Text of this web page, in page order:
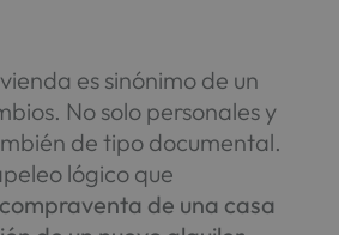
es sinónimo de un
No solo personales y
de tipo documental.
lógico que
compraventa de una casa